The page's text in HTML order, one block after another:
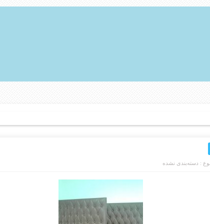
: دسته‌بندی نشده